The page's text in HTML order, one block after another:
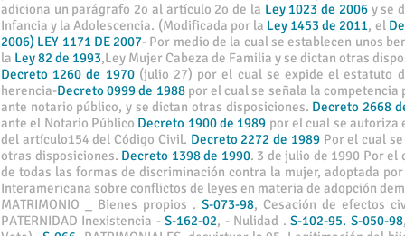
adiciona un parágrafo 2o al artículo 2o de la Ley 1023 de 2006 y se
Infancia y la Adolescencia. (Modificada por la Ley 1453 de 2011, el
2006) LEY 1171 DE 2007- Por medio de la cual se establecen unos
la Ley 82 de 1993,Ley Mujer Cabeza de Familia y se dictan otras
Decreto 1260 de 1970 (julio 27) por el cual se expide el estatuto
herencia-Decreto 0999 de 1988por el cual se señala la
ante notario público, y se dictan otras disposiciones. Decreto 2668
ante el Notario Público Decreto 1900 de 1989 por el cual se
del artículo154 del Código Civil. Decreto 2272 de 1989Por el cual se
otras disposiciones. Decreto 1398 de 1990. 3 de julio de 1990 Por
de todas las formas de discriminación contra la mujer, adoptada
Interamericana sobre conflictos de leyes en materia de adopción
MATRIMONIO _ Bienes propios . S-073-98, Cesación de efectos
PATERNIDAD Inexistencia -S-162-02, - Nulidad .S-102-95. S-050-98